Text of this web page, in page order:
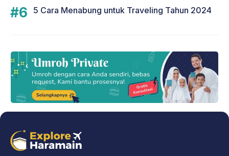
5 Cara Menabung untuk Traveling Tahun 2024